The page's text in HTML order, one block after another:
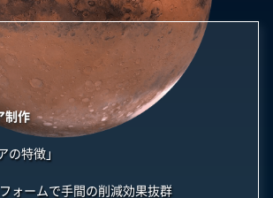
制作
の特徴」
ォームで手間の削減効果抜群